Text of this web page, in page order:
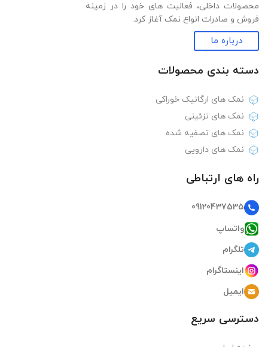
محصولات داخلی، فعالیت های خود را در زمینه
فروش و صادرات انواع نمک آغاز کرد.
درباره ما
دسته بندی‌ محصولات
نمک های ارگانیک خوراکی
نمک های تزئینی
نمک های تصفیه شده
نمک های دارویی
راه های ارتباطی
09120437535
واتساپ
تلگرام
اینستاگرام
ایمیل
دسترسی سریع